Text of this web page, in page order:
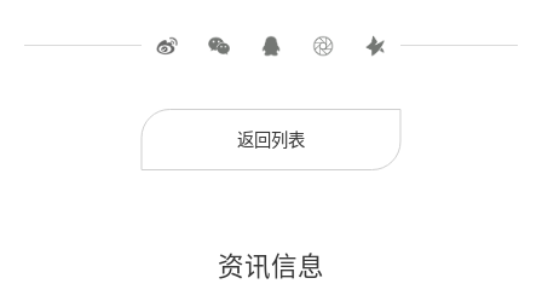
返回列表
资讯信息